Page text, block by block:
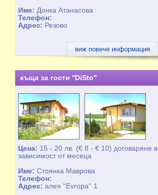
Име: Донка Атанасова
Телефон:
Адрес: Резово
виж повече информация
къща за гости ''DiSto''
Цена: 15 - 20 лв. (€ 8 - € 10) договаряне в
зависимост от месеца
Име:Стоянка Маврова
Телефон:
Адрес:алея ''Evropa'' 1